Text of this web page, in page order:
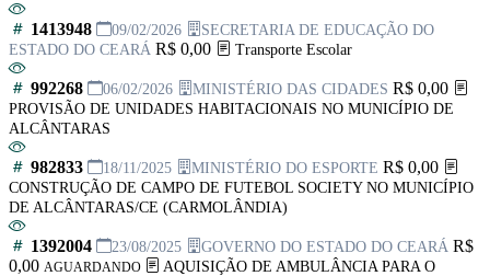
1413948 09/02/2026
SECRETARIA DE EDUCAÇÃO DO
ESTADO DO CEARÁ R$ 0,00 Transporte Escolar
992268 06/02/2026 MINISTÉRIO DAS CIDADES R$ 0,00
PROVISÃO DE UNIDADES HABITACIONAIS NO MUNICÍPIO DE
ALCÂNTARAS
982833 18/11/2025 MINISTÉRIO DO ESPORTE R$ 0,00
CONSTRUÇÃO DE CAMPO DE FUTEBOL SOCIETY NO MUNICÍPIO
DE ALCÂNTARAS/CE (CARMOLÂNDIA)
1392004 23/08/2025 GOVERNO DO ESTADO DO CEARÁ R$
0,00 AGUARDANDO
AQUISIÇÃO DE AMBULÂNCIA PARA O